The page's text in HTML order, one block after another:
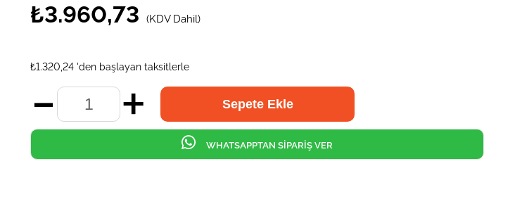
₺3.960,73 (KDV Dahil)
₺1.320,24 'den başlayan taksitlerle
WHATSAPPTAN SİPARİŞ VER